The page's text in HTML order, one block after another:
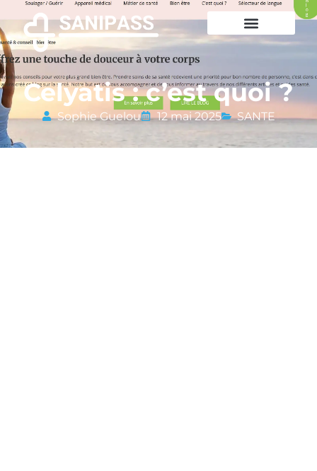
Celyatis : c’est quoi ?
Sophie Guelou 12 mai 2025 SANTE